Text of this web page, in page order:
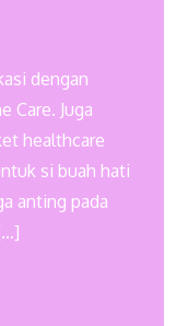
dengan
Care. Juga
healthcare
si buah hati
anting pada